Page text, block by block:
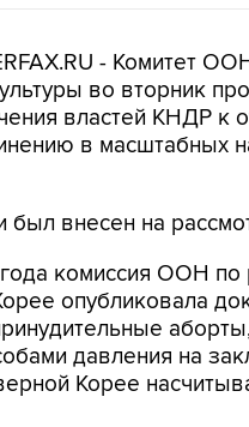
- Комитет
во вторник
властей КНДР к
в масштабных
был внесен на
комиссия ООН по
опубликовала
давления на
Корее